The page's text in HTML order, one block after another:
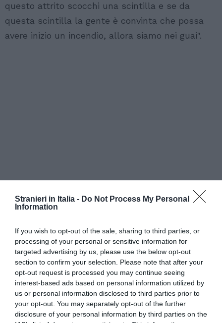
Stranieri in Italia - Do Not Process My Personal
Information
If you wish to opt-out of the sale, sharing to third parties, or
processing of your personal or sensitive information for
targeted advertising by us, please use the below opt-out
section to confirm your selection. Please note that after your
opt-out request is processed you may continue seeing
interest-based ads based on personal information utilized by
us or personal information disclosed to third parties prior to
your opt-out. You may separately opt-out of the further
disclosure of your personal information by third parties on the
questo attrito scocchi una scintilla e se da
questa scintilla la gente è convinta che possa
avere inizio un incendio, allora siamo nei guai".
Il sondaggio è stato realizzato in occasione del
40esimo anniversario di un celebre discorso